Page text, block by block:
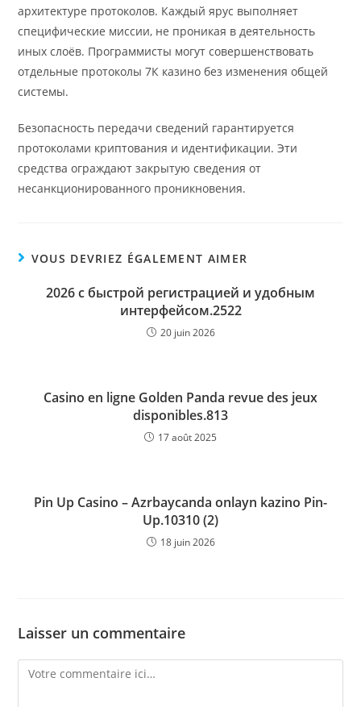
архитектуре протоколов. Каждый ярус выполняет
специфические миссии, не проникая в деятельность
иных слоёв. Программисты могут совершенствовать
отдельные протоколы 7К казино без изменения общей
системы.
Безопасность передачи сведений гарантируется
протоколами криптования и идентификации. Эти
средства ограждают закрытую сведения от
несанкционированного проникновения.
VOUS DEVRIEZ ÉGALEMENT AIMER
2026 с быстрой регистрацией и удобным
интерфейсом.2522
20 juin 2026
Casino en ligne Golden Panda revue des jeux
disponibles.813
17 août 2025
Pin Up Casino – Azrbaycanda onlayn kazino Pin-
Up.10310 (2)
18 juin 2026
Laisser un commentaire